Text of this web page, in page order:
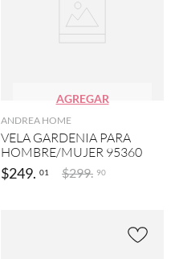
AGREGAR
ANDREA HOME
VELA GARDENIA PARA
HOMBRE/MUJER 95360
$249. 01 $299. 90